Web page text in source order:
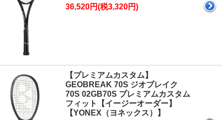
36,520円(税3,320円)
【プレミアムカスタム】
GEOBREAK 70S ジオブレイク
70S 02GB70S プレミアムカスタム
フィット【イージーオーダー】
【YONEX（ヨネックス）】